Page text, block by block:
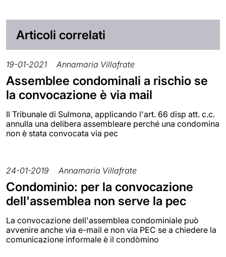
Articoli correlati
19-01-2021 Annamaria Villafrate
Assemblee condominali a rischio se
la convocazione è via mail
Il Tribunale di Sulmona, applicando l'art. 66 disp att. c.c.
annulla una delibera assembleare perché una condomina
non è stata convocata via pec
24-01-2019 Annamaria Villafrate
Condominio: per la convocazione
dell'assemblea non serve la pec
La convocazione dell'assemblea condominiale può
avvenire anche via e-mail e non via PEC se a chiedere la
comunicazione informale è il condòmino